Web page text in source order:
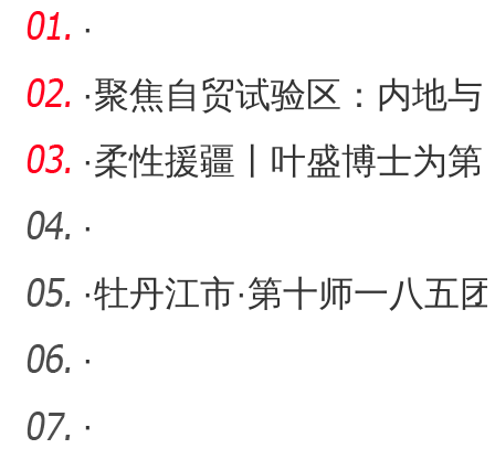
·
·聚焦自贸试验区：内地与
香港经贸代表团来第十二
师
·柔性援疆丨叶盛博士为第
一师医院心肺复苏团队带
来
·
·牡丹江市·第十师一八五团
对口支援工作对接会议召
·
·